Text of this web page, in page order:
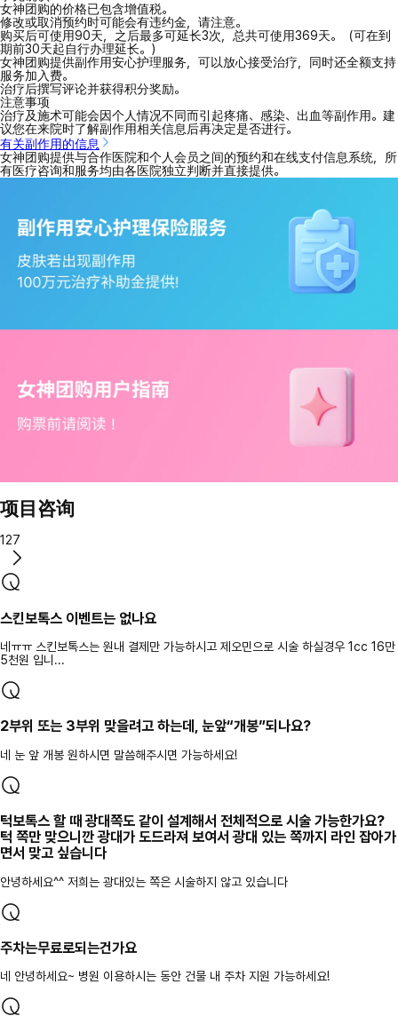
女神团购的价格已包含增值税。
修改或取消预约时可能会有违约金，请注意。
购买后可使用90天，之后最多可延长3次，总共可使用369天。（可在到
期前30天起自行办理延长。）
女神团购提供副作用安心护理服务，可以放心接受治疗，同时还全额支持
服务加入费。
治疗后撰写评论并获得积分奖励。
注意事项
治疗及施术可能会因个人情况不同而引起疼痛、感染、出血等副作用。建
议您在来院时了解副作用相关信息后再决定是否进行。
有关副作用的信息
女神团购提供与合作医院和个人会员之间的预约和在线支付信息系统，所
有医疗咨询和服务均由各医院独立判断并直接提供。
项目咨询
127
스킨보톡스 이벤트는 없나요
네ㅠㅠ 스킨보톡스는 원내 결제만 가능하시고 제오민으로 시술 하실경우 1cc 16만
5천원 입니...
2부위 또는 3부위 맞을려고 하는데, 눈앞“개봉”되나요?
네 눈 앞 개봉 원하시면 말씀해주시면 가능하세요!
턱보톡스 할 때 광대쪽도 같이 설계해서 전체적으로 시술 가능한가요?
턱 쪽만 맞으니깐 광대가 도드라져 보여서 광대 있는 쪽까지 라인 잡아가
면서 맞고 싶습니다
안녕하세요^^ 저희는 광대있는 쪽은 시술하지 않고 있습니다
주차는무료로되는건가요
네 안녕하세요~ 병원 이용하시는 동안 건물 내 주차 지원 가능하세요!